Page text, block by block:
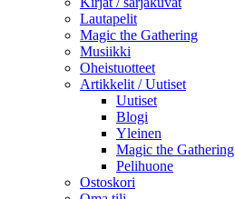
Lautapelit
Magic the Gathering
Musiikki
Oheistuotteet
Artikkelit / Uutiset
Uutiset
Blogi
Yleinen
Magic the Gathering
Pelihuone
Ostoskori